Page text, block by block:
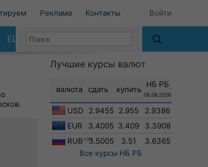
Реклама Контакты Войти
ЕЩЕ
Лучшие курсы валют
валюта сдать купить
НБ РБ
08.08.2026
USD 2.9455 2.955
2.9386
EUR
3.4005 3.409
3.3908
RUB 1003.5005 3.51
3.6365
Все курсы НБ РБ